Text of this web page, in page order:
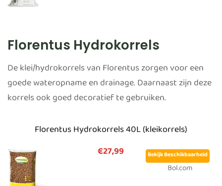
Florentus Hydrokorrels
De klei/hydrokorrels van Florentus zorgen voor een
goede wateropname en drainage. Daarnaast zijn deze
korrels ook goed decoratief te gebruiken.
Florentus Hydrokorrels 40L (kleikorrels)
€27,99
Bekijk Beschikbaarheid
Bol.com